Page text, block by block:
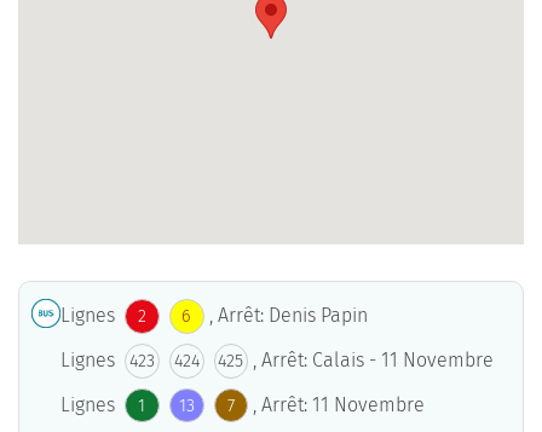
Lignes 2 6
, Arrêt: Denis Papin
Lignes
423 424 425
, Arrêt: Calais - 11 Novembre
Lignes
1 13 7
, Arrêt: 11 Novembre